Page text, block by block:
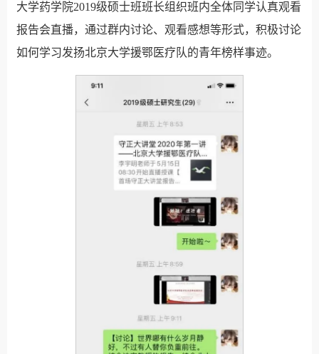
大学药学院2019级硕士班班长组织班内全体同学认真观看
报告会直播，通过群内讨论、观看感想等形式，积极讨论
如何学习发扬北京大学援鄂医疗队的青年榜样事迹。